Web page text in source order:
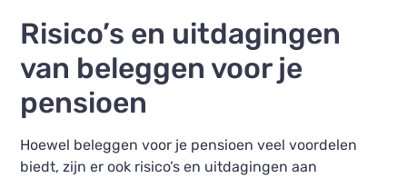
Risico’s en uitdagingen
van beleggen voor je
pensioen
Hoewel beleggen voor je pensioen veel voordelen
biedt, zijn er ook risico’s en uitdagingen aan